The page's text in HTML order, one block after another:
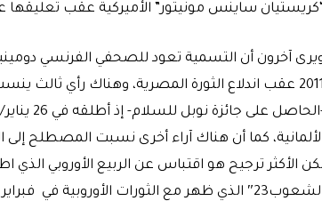
ساينس مونيتور” الأميركية عقب
2011 عقب اندلاع الثورة المصرية، وهناك رأي
كما أن هناك آراء أخرى نسبت المصطلح إلى